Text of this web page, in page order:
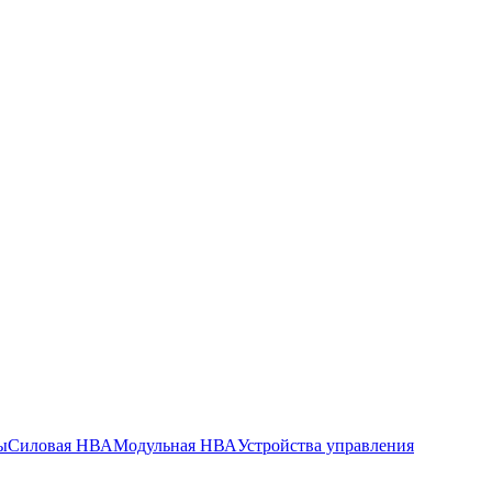
Силовая НВАМодульная НВАУстройства управления